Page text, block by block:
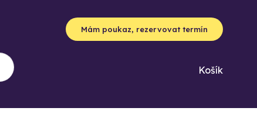
Mám poukaz, rezervovat termín
Košík